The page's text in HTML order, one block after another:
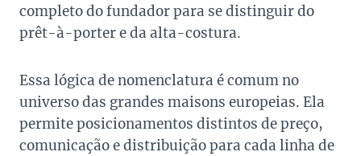
completo do fundador para se distinguir do
prêt-à-porter e da alta-costura.
Essa lógica de nomenclatura é comum no
universo das grandes maisons europeias. Ela
permite posicionamentos distintos de preço,
comunicação e distribuição para cada linha de